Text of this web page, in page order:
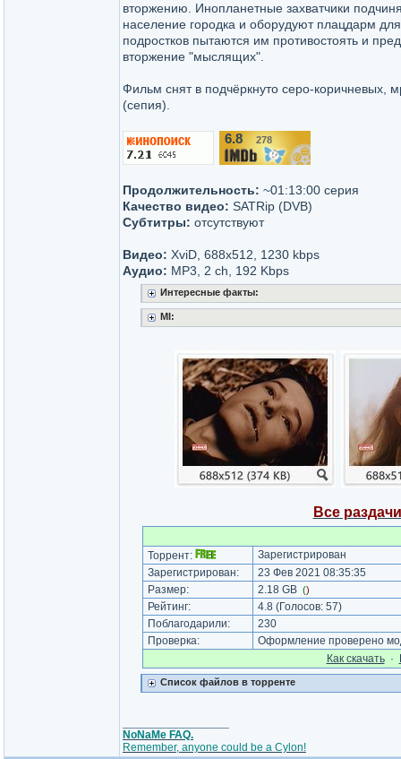
вторжению. Инопланетные захватчики
население городка и оборудуют плацдарм
подростков пытаются им противостоять и
вторжение "мыслящих".
Фильм снят в подчёркнуто серо-коричневых,
(сепия).
6.8 278
Продолжительность: ~01:13:00 серия
Качество видео: SATRip (DVB)
Субтитры: отсутствуют
Видео: XviD, 688x512, 1230 kbps
Аудио: MP3, 2 ch, 192 Kbps
Интересные факты:
MI:
Все
Торрент:
Зарегистрирован
Зарегистрирован:
23 Фев 2021 08:35:35
Размер:
2.18 GB ()
Рейтинг: 4.8 (Голосов: 57)
Поблагодарили:
230
Проверка:
Оформление проверено
Как cкачать·
Список файлов в торренте
NoNaMe FAQ.
Remember, anyone could be a Cylon!